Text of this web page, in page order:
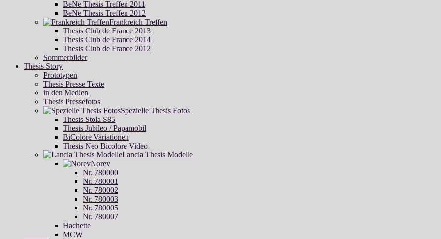
BeNe Thesis Treffen 2011
BeNe Thesis Treffen 2012
Frankreich Treffen
Thesis Club de France 2013
Thesis Club de France 2014
Thesis Club de France 2012
Sommerbilder
Thesis Story
Prototypen
Thesis Presse Texte
in den Medien
Thesis Pressefotos
Spezielle Thesis Fotos
Thesis Stola S85
Thesis Jubileo / Papamobil
BiColore Variationen
Thesis Neo Bicolore Video
Lancia Thesis Modelle
Norev
Nr. 780000
Nr. 780001
Nr. 780002
Nr. 780003
Nr. 780005
Nr. 780007
Hachette
MCW